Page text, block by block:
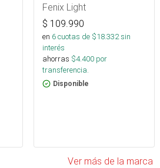
Fenix Light
$ 109.990
en 6cuotas de $18.332sin
interés
ahorras $4.400 por
transferencia.
Disponible
Ver más de la marca